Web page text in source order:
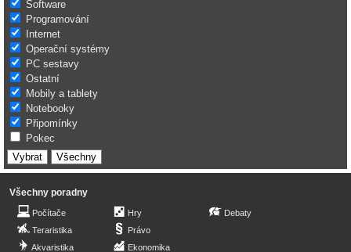
Software
Programování
Internet
Operační systémy
PC sestavy
Ostatní
Mobily a tablety
Notebooky
Připomínky
Pokec
Všechny poradny
Počítače
Teraristika
Akvaristika
Hry
Právo
Ekonomika
Debaty